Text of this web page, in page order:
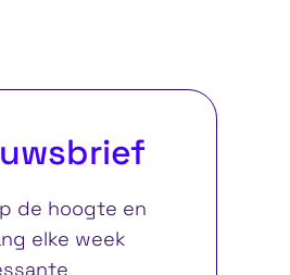
de hoogte en
elke week